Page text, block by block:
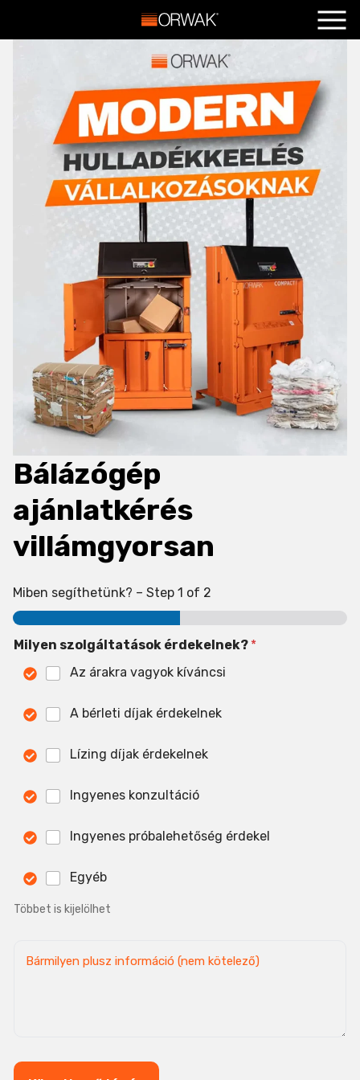
Szolgáltatások
Hasznos
Blog
Kapcsolat
Bálázógép
ajánlatkérés
villámgyorsan
Miben segíthetünk? – Step 1 of 2
Milyen szolgáltatások érdekelnek? *
Az árakra vagyok kíváncsi
A bérleti díjak érdekelnek
Lízing díjak érdekelnek
Ingyenes konzultáció
Ingyenes próbalehetőség érdekel
Egyéb
Többet is kijelölhet
f